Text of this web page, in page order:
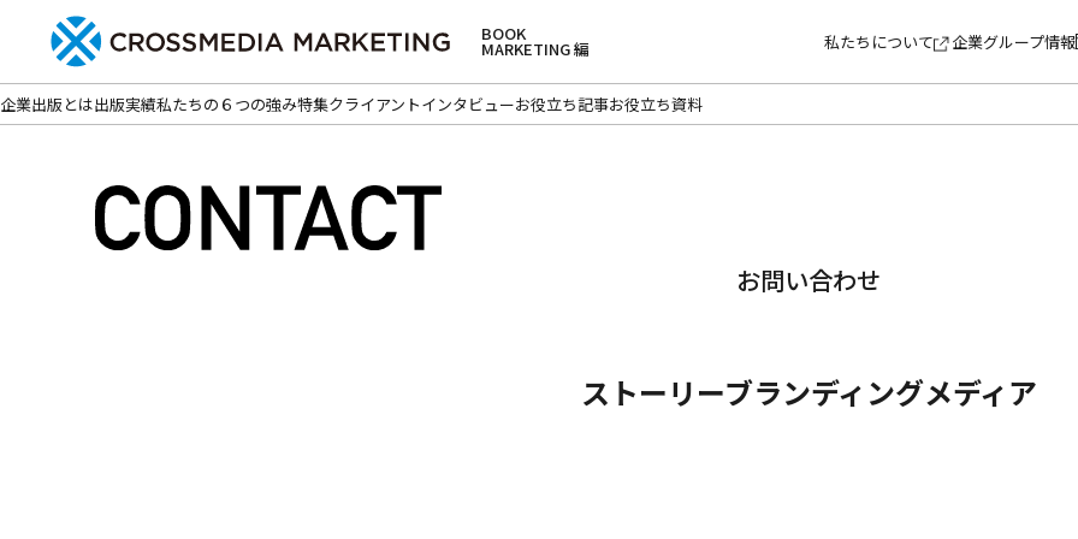
BOOK
MARKETING 編 私たちについて 企業グループ情報
企業出版とは出版実績私たちの６つの強み特集クライアントインタビューお役立ち記事お役立ち資料
お問い合わせ
ストーリーブランディングメディア